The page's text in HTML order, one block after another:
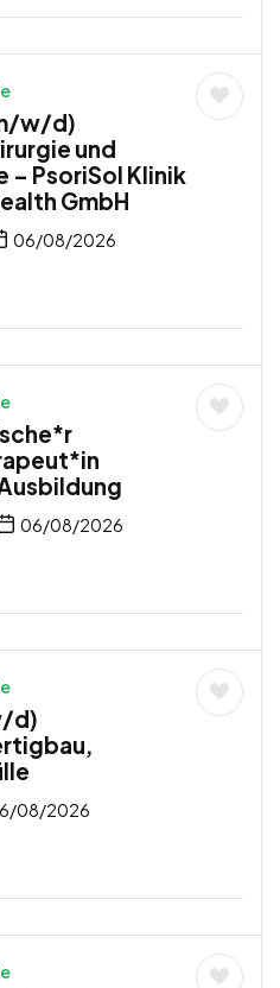
w/d)
und
– PsoriSol Klinik
GmbH
06/08/2026
06/08/2026
d)
08/2026